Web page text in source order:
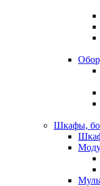
Шкафы,